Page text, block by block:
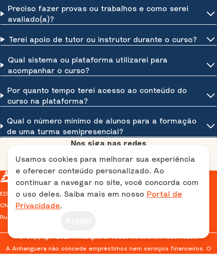
Preciso fazer provas ou trabalhos e como serei
avaliado(a)?
Terei apoio de tutor ou instrutor durante o curso?
Qual sistema ou plataforma utilizarei para
acompanhar o curso?
Por quanto tempo terei acesso ao conteúdo do
curso na plataforma?
Qual o número mínimo de alunos para a formação
de uma turma semipresencial?
Nos siga nas redes
EDITORA E DISTRIBUIDORA EDUCACIONAL S/A
CNPJ: 38.733.648/0001-40
Rua das Guajajaras, 591 - Lourdes - Belo Horizonte, MG
© Copyright 2025 Anhanguera. Todos os direitos reservados.
A Anhanguera não concede empréstimos nem serviços financeiros. O
parcelamento refere-se exclusivamente às formas de pagamento
Usamos cookies para melhorar sua experiência
e oferecer conteúdo personalizado. Ao
continuar a navegar no site, você concorda com
o uso deles. Saiba mais em nosso Portal de
Privacidade.